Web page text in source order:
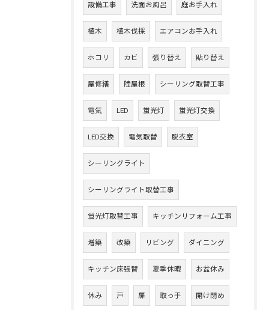
設備工事 洗面お風呂 庭お手入れ
植木 植木伐採 エアコンお手入れ
ホコリ カビ 張り替え 貼り替え
屋修繕 陸屋根 シーリング取替工事
電気 LED 蛍光灯 蛍光灯交換
LED交換 電気取替 脱衣室
シーリングライト
シーリングライト取替工事
蛍光灯取替工事 キッチンリフォーム工事
増築 改築 リビング ダイニング
キッチン床張替 夏季休暇 お盆休み
休み 戸 扉 取っ手 開け閉め